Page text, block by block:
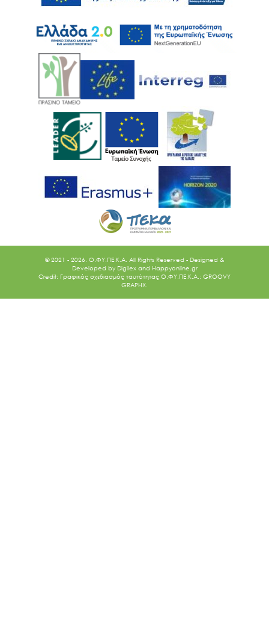
© 2021 - 2026. O.ΦΥ.ΠΕ.Κ.Α. All Rights Reserved - Designed &
Developed by Digilex and Happyonline.gr
Credit: Γραφικός σχεδιασμός ταυτότητας Ο.ΦΥ.ΠΕ.Κ.Α.: GROOVY
GRAPHX.